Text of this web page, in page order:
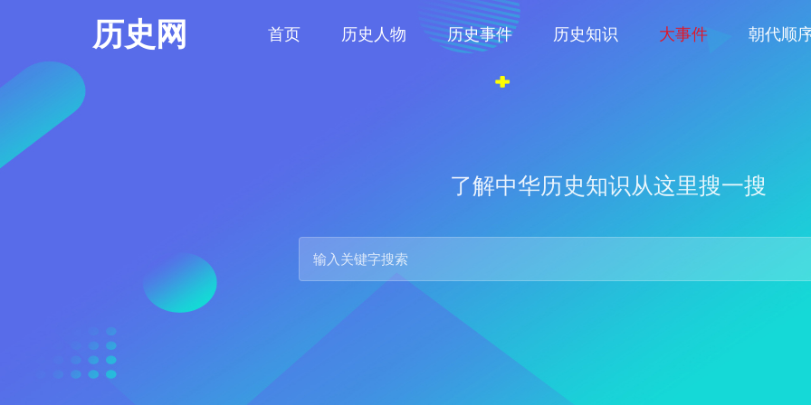
历史网 首页 历史人物 历史事件 历史知识 大事件 朝代顺
了解中华历史知识从这里搜一搜